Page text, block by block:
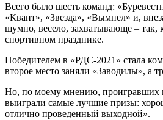
Всего было шесть команд:
«Квант», «Звезда», «Вымпел» и,
шумно, весело, захватывающе – так,
спортивном празднике.
Победителем в «РДС-2021» стала
второе место заняли «Заводилы», а
Но, по моему мнению, проигравших
выиграли самые лучшие призы:
отлично проведенный выходной».